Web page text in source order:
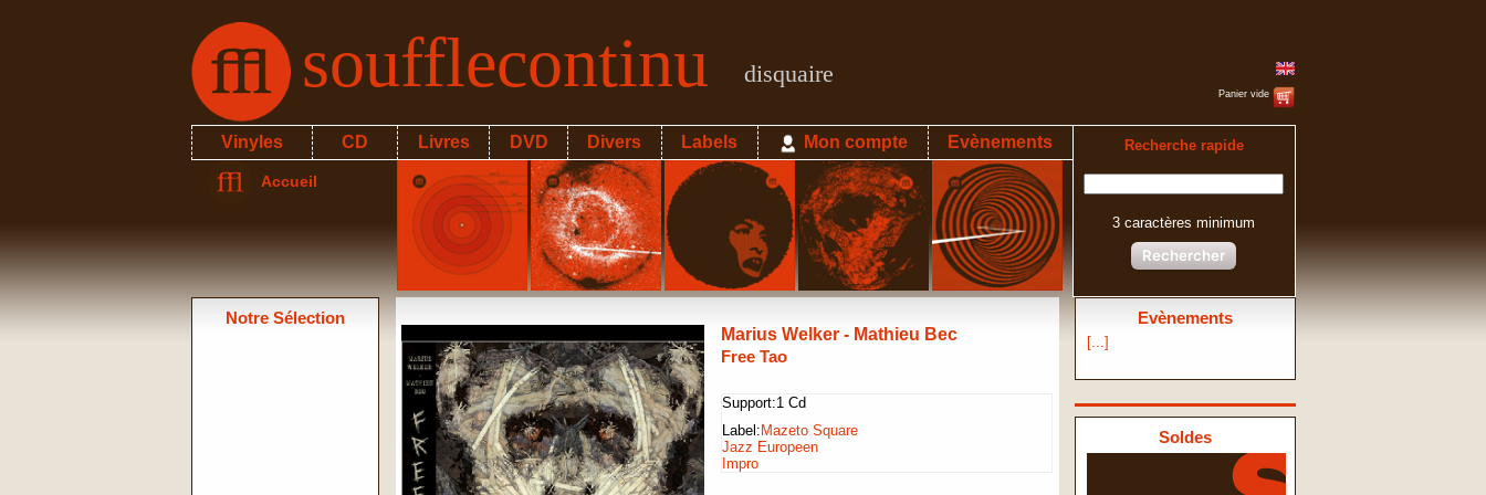
soufflecontinu disquaire
Panier vide
Vinyles CD Livres DVD Divers Labels Mon compte Evènements Recherche rapide
3 caractères minimum
Rechercher
Accueil
Evènements
[...]
Soldes
Notre Sélection
Marius Welker - Mathieu Bec
Free Tao
Support:1 Cd
Label: Mazeto Square
Jazz Europeen
Impro